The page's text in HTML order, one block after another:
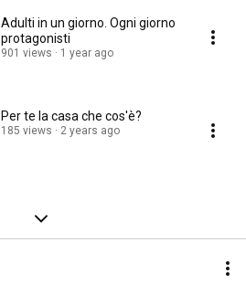
Adulti in un giorno. Ogni giorno
protagonisti
901 views 1 year ago
Per te la casa che cos'è?
185 views 2 years ago